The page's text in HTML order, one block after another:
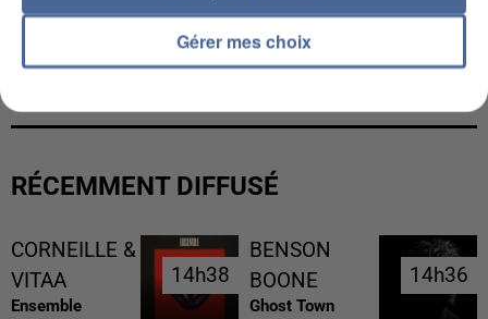
LES DONNÉES DE 300 000 CLIENTS DÉROBÉES À
INTERMARCHÉ APRÈS UNE...
RÉCEMMENT DIFFUSÉ
CORNEILLE &
VITAA
Ensemble
14h38
14h38
BENSON
BOONE
Ghost Town
14h36
14h36
Gérer mes choix